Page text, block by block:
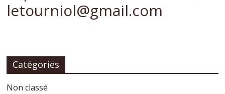
letourniol@gmail.com
Catégories
Non classé